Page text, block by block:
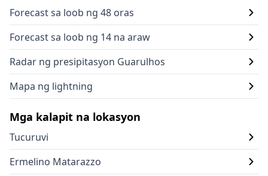
Forecast sa loob ng 48 oras
Forecast sa loob ng 14 na araw
Radar ng presipitasyon Guarulhos
Mapa ng lightning
Mga kalapit na lokasyon
Tucuruvi
Ermelino Matarazzo